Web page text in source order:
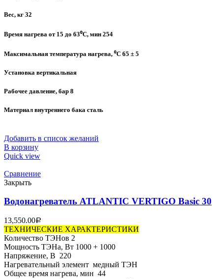
Вес, кг 32
Время нагрева от 15 до 63⁰C, мин 254
Максимальная температура нагрева, ⁰C 65 ± 5
Установка вертикальная
Рабочее давление, бар 8
Материал внутреннего бака сталь
Добавить в список желаний
В корзину
Quick view
Сравнение
Закрыть
Водонагреватель ATLANTIC VERTIGO Basic 30
13,550.00Р
ТЕХНИЧЕСКИЕ ХАРАКТЕРИСТИКИ
Количество ТЭНов 2
Мощность ТЭНа, Вт 1000 + 1000
Напряжение, В 220
Нагревательный элемент медный ТЭН
Общее время нагрева, мин 44